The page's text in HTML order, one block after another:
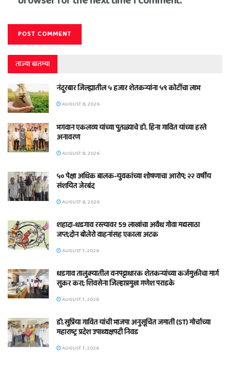
ताज्या बातम्या
नंदुरबार जिल्ह्यातील ५ हजार शेतकऱ्यांना ५९ कोटींचा लाभ
AUGUST 8, 2026
भगवान एकलव्य यांच्या पुतळ्याचे डॉ. हिना गावित यांच्या हस्ते
अनावरण
AUGUST 8, 2026
५० पेक्षा अधिक बालक-युवकांच्या शोषणाचा आरोप; २२ वर्षीय
संशयित जेरबंद
AUGUST 8, 2026
शहादा-धडगाव रस्त्यावर 59 लाखांचा अवैध गोवा मद्यसाठा
जप्त;दोन बोलेरो वाहनांसह एकाला अटक
AUGUST 7, 2026
धडगाव तालुक्यातील वनपट्टाधारक शेतकऱ्यांच्या कर्जमुक्तीचा मार्ग
सुकर करा; शिवसेना जिल्हाप्रमुख गणेश पराडके
AUGUST 7, 2026
डॉ.सुप्रिया गावित यांची भाजपा अनुसूचित जमाती (ST) मोर्चाच्या
महाराष्ट्र प्रदेश उपाध्यक्षपदी निवड
AUGUST 7, 2026